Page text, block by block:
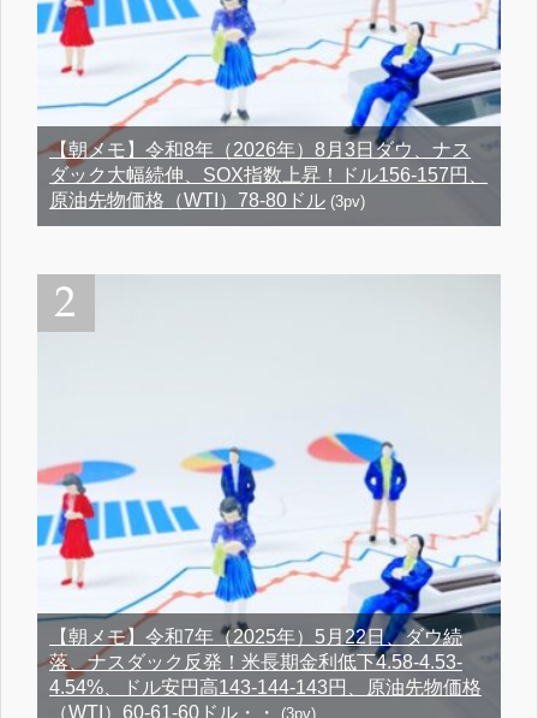
【朝メモ】令和8年（2026年）8月3日ダウ、ナス
ダック大幅続伸、SOX指数上昇！ドル156-157円、
原油先物価格（WTI）78-80ドル (3pv)
【朝メモ】令和7年（2025年）5月22日、ダウ続
落、ナスダック反発！米長期金利低下4.58-4.53-
4.54%、ドル安円高143-144-143円、原油先物価格
（WTI）60-61-60ドル・・
(3pv)